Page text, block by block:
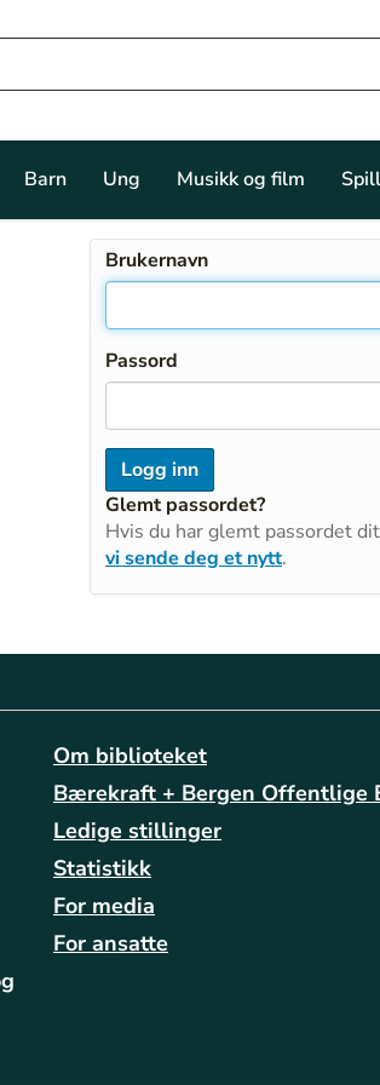
Barn Ung Musikk og film Spill
Brukernavn
Passord
Glemt passordet?
Hvis du har glemt passordet
vi sende deg et nytt.
Om biblioteket
Bærekraft + Bergen Offentlige
Ledige stillinger
Statistikk
For media
For ansatte